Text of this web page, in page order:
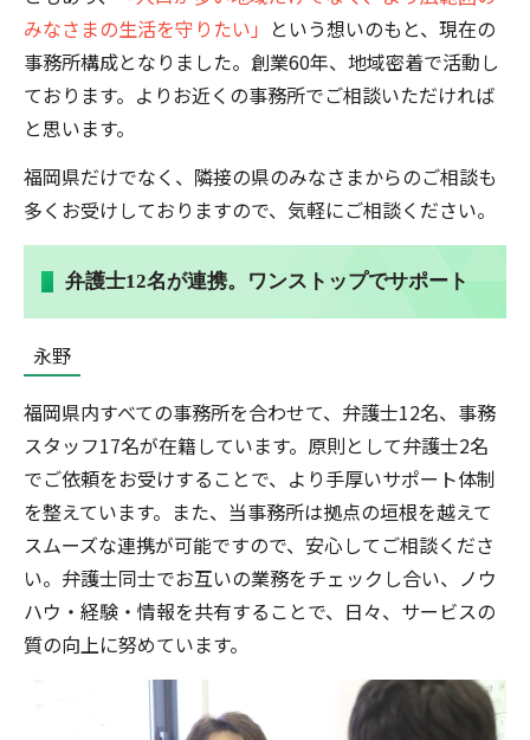
みなさまの生活を守りたい」 という想いのもと、現在の
事務所構成となりました。創業60年、地域密着で活動し
ております。よりお近くの事務所でご相談いただければ
と思います。
福岡県だけでなく、隣接の県のみなさまからのご相談も
多くお受けしておりますので、気軽にご相談ください。
弁護士12名が連携。ワンストップでサポート
永野
福岡県内すべての事務所を合わせて、弁護士12名、事務
スタッフ17名が在籍しています。原則として弁護士2名
でご依頼をお受けすることで、より手厚いサポート体制
を整えています。また、当事務所は拠点の垣根を越えて
スムーズな連携が可能ですので、安心してご相談くださ
い。弁護士同士でお互いの業務をチェックし合い、ノウ
ハウ・経験・情報を共有することで、日々、サービスの
質の向上に努めています。